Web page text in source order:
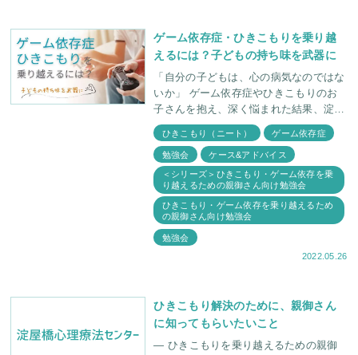
ゲーム依存症・ひきこもりを乗り越
えるには？子どもの持ち味を武器に
「自分の子どもは、心の病気なのではな
いか」 ゲーム依存症やひきこもりのお
子さんを抱え、深く悩まれた結果、淀屋
橋心理療法センターのホームページに辿
り着かれたことと思います。 この記事
では、ゲ
ひきこもり（ニート） ゲーム依存症
勉強会 ケース&アドバイス
＜シリーズ＞ひきこもり・ゲーム依存を乗
り越えるための親御さん向け勉強会
ひきこもり・ゲーム依存を乗り越えるため
の親御さん向け勉強会
勉強会
2022.05.26
ひきこもり解決のために、親御さん
に知ってもらいたいこと
― ひきこもりを乗り越えるための親御